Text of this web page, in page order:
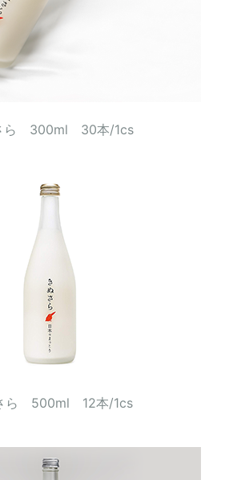
ら 300ml 30本/1cs
ら 500ml 12本/1cs